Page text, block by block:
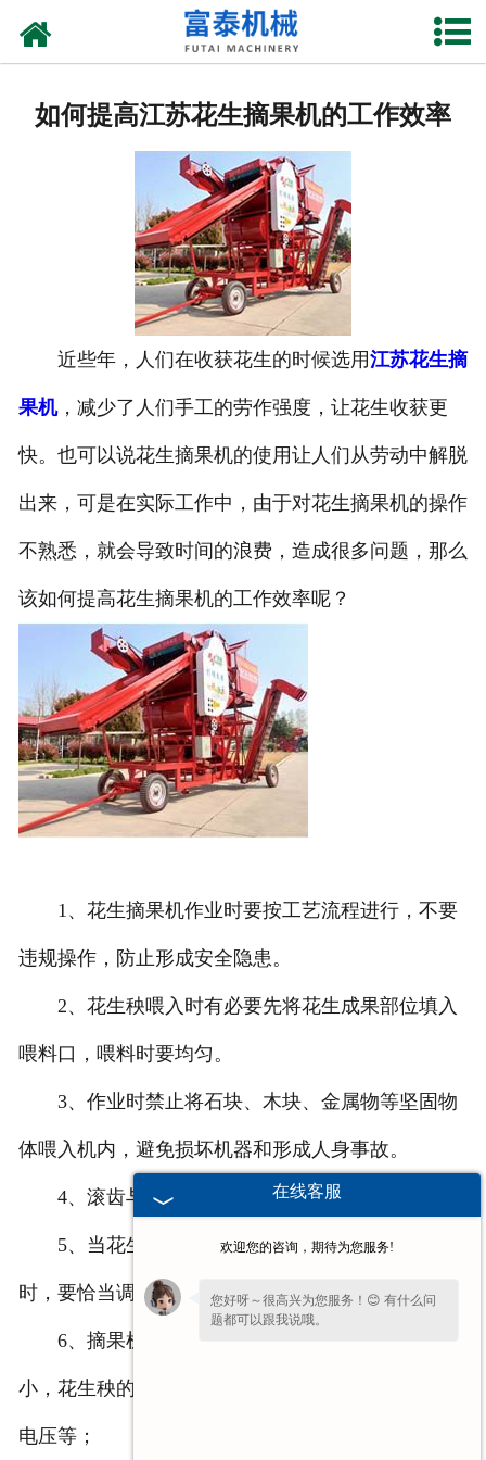
资质荣誉
新闻中心
厂房设备
联系我们
如何提高江苏花生摘果机的工作效率
近些年，人们在收获花生的时候选用江苏花生摘
果机，减少了人们手工的劳作强度，让花生收获更
快。也可以说花生摘果机的使用让人们从劳动中解脱
出来，可是在实际工作中，由于对花生摘果机的操作
不熟悉，就会导致时间的浪费，造成很多问题，那么
该如何提高花生摘果机的工作效率呢？
1、花生摘果机作业时要按工艺流程进行，不要
违规操作，防止形成安全隐患。
2、花生秧喂入时有必要先将花生成果部位填入
喂料口，喂料时要均匀。
3、作业时禁止将石块、木块、金属物等坚固物
体喂入机内，避免损坏机器和形成人身事故。
4、滚齿与筛底空隙大则易形成摘不净。
5、当花生果里含杂物多，花生小果有被吸出
时，要恰当调整吸风口。
6、摘果机呈现滚筒阻塞时，应查看喂入量的大
小，花生秧的干湿程度，电机三角带的松紧度，电源
电压等；
在线客服
欢迎您的咨询，期待为您服务!
您好呀～很高兴为您服务！😊 有什么问
题都可以跟我说哦。